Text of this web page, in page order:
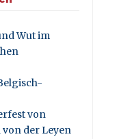
Wut im
von
von der Leyen